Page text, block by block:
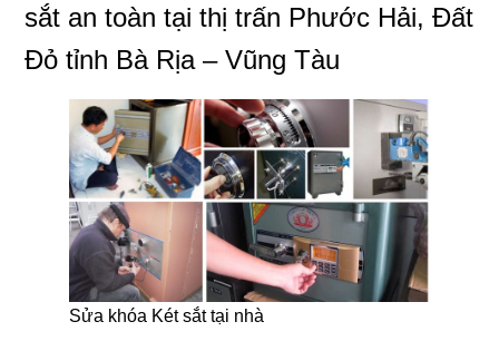
sắt an toàn tại thị trấn Phước Hải, Đất
Đỏ tỉnh Bà Rịa – Vũng Tàu
Sửa khóa Két sắt tại nhà